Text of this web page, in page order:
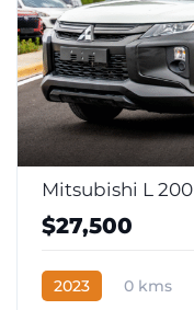
Mitsubishi L 200
$27,500
2023 0 kms